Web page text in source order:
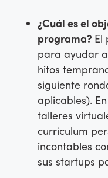
¿Cuál es el
programa? El
para ayudar
hitos
siguiente
aplicables).
talleres
curriculum
incontables
sus startups